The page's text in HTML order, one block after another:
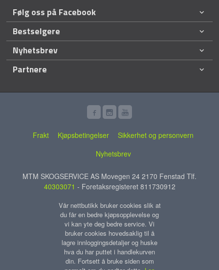
Følg oss på Facebook
Bestselgere
Nyhetsbrev
Partnere
Frakt Kjøpsbetingelser
Sikkerhet og personvern
Nyhetsbrev
MTM SKOGSERVICE AS Movegen 24 2170 Fenstad Tlf.
40303071 - Foretaksregisteret 811730912
Vår nettbutikk bruker cookies slik at
du får en bedre kjøpsopplevelse og
vi kan yte deg bedre service. Vi
bruker cookies hovedsaklig til å
lagre innloggingsdetaljer og huske
hva du har puttet i handlekurven
din. Fortsett å bruke siden som